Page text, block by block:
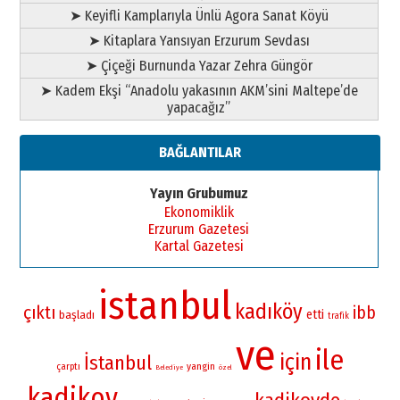
➤ Keyifli Kamplarıyla Ünlü Agora Sanat Köyü
➤ Kitaplara Yansıyan Erzurum Sevdası
➤ Çiçeği Burnunda Yazar Zehra Güngör
➤ Kadem Ekşi “Anadolu yakasının AKM’sini Maltepe’de
yapacağız”
BAĞLANTILAR
Yayın Grubumuz
Ekonomiklik
Erzurum Gazetesi
Kartal Gazetesi
çıktı başladı istanbul kadıköy etti trafik ibb
çarptı İstanbul Belediye yangin özel ve için ile